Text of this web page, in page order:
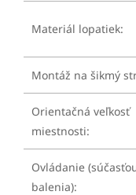
Materiál lopatiek:
Montáž na šikmý
Orientačná veľkosť
miestnosti:
Ovládanie
balenia):